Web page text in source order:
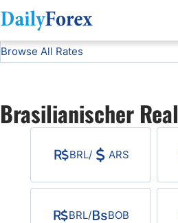
DF Currencies BRL
Browse All Rates
USD/JPY
USD/CHF
Brasilianischer Real
BRL/ ARS
BRL/ BOB